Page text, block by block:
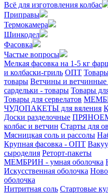
Всё для изготовления колбас
Приправы
Термокамера
Шинкодел
Фасовка
Частые вопросы
Мелкая фасовка на 1-5 кг
и колбаски-гриль ОПТ
товары Ветчины и ветчинные
сардельки - товары Товары
Товары для сервелатов
ЧУДОПАКЕТЫ для вяления
Доски разделочные
колбас и ветчин Старты для
Мясницкая соль и рассолы
Крупная фасовка - ОПТ
сыроделия Реторт-пакеты
МЕМБРИН - умная оболочка
Искусственная оболочка
оболочка
Нитритная соль Стартовые